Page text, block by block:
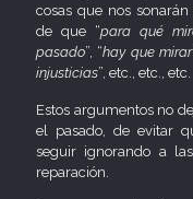
cosas que nos
de que “para qué
pasado”, “hay que
injusticias”, etc., etc., etc.
Estos argumentos no
el pasado, de evitar
seguir ignorando a
reparación.